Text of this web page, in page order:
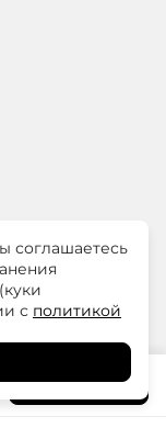
В корзину
для
соглашаетесь
с политикой